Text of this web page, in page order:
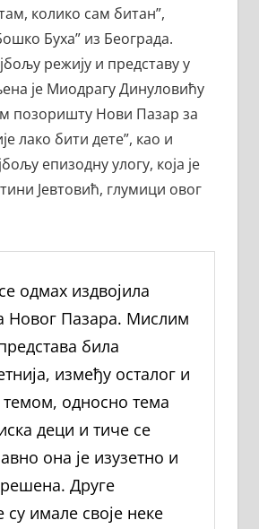
колико сам битан”,
Буха” из Београда.
режију и представу у
је Миодрагу Динуловићу
позоришту Нови Пазар за
лако бити дете”, као и
епизодну улогу, која је
Јевтовић, глумици овог
одмах издвојила
Новог Пазара. Мислим
била
између осталог и
темом, односно тема
деци и тиче се
она је изузетно и
Друге
су имале своје неке